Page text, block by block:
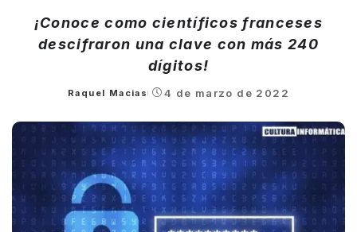
¡Conoce como científicos franceses
descifraron una clave con más 240
dígitos!
Posted
Raquel Macias 4 de marzo de 2022